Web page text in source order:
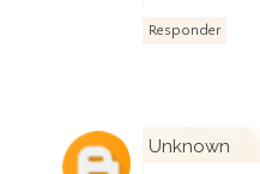
Responder
Unknown